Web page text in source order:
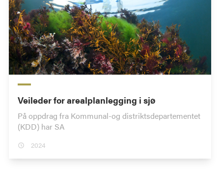
Veileder for arealplanlegging i sjø
På oppdrag fra Kommunal-og distriktsdepartementet
(KDD) har SA
2024